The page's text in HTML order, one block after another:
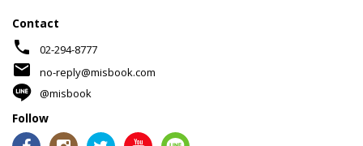
Contact
phone 02-294-8777
mail
no-reply@misbook.com
@misbook
Follow